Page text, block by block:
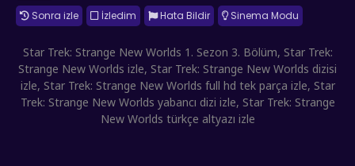
Sonra izle İzledim Hata Bildir Sinema Modu
Star Trek: Strange New Worlds 1. Sezon 3. Bölüm, Star Trek:
Strange New Worlds izle, Star Trek: Strange New Worlds dizisi
izle, Star Trek: Strange New Worlds full hd tek parça izle, Star
Trek: Strange New Worlds yabancı dizi izle, Star Trek: Strange
New Worlds türkçe altyazı izle